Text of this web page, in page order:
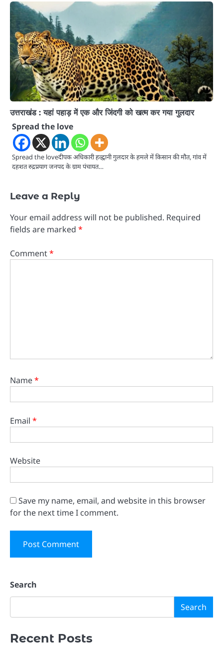
उत्तराखंड : यहां पहाड़ में एक और जिंदगी को खत्म कर गया गुलदार
Spread the love
Spread the loveदीपक अधिकारी हल्द्वानी गुलदार के हमले में किसान की मौत, गांव में
दहशत रुद्रप्रयाग जनपद के ग्राम पंचायत…
Leave a Reply
Your email address will not be published. Required
fields are marked *
Comment*
Name*
Email *
Website
Save my name, email, and website in this browser
for the next time I comment.
Search
Search
Recent Posts